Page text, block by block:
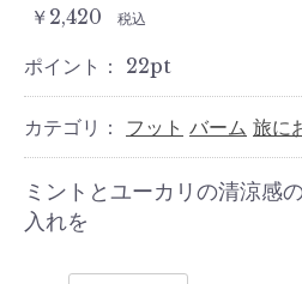
￥2,420 税込
ポイント： 22pt
カテゴリ： フット バーム 旅に
ミントとユーカリの清涼感
入れを